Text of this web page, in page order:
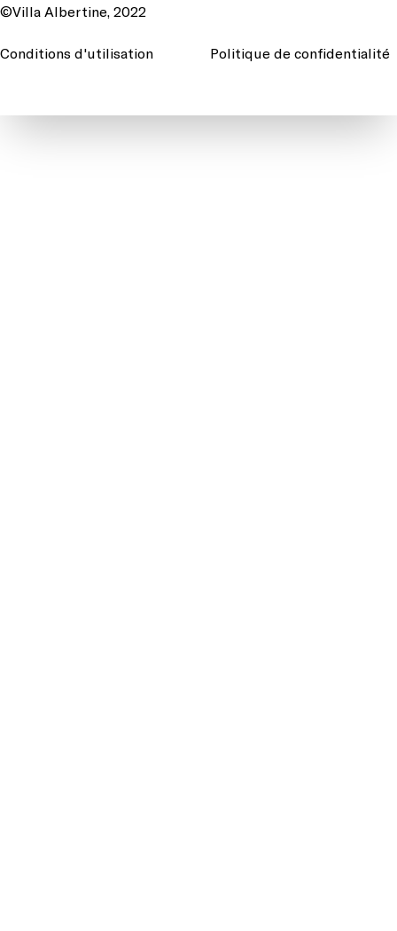
©Villa Albertine, 2022
Conditions d'utilisation Politique de confidentialité